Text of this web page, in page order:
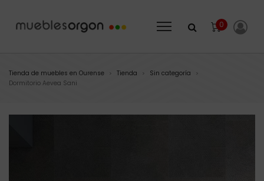
0
Tienda de muebles en Ourense > Tienda > Sin categoría >
Dormitorio Aevea Sani